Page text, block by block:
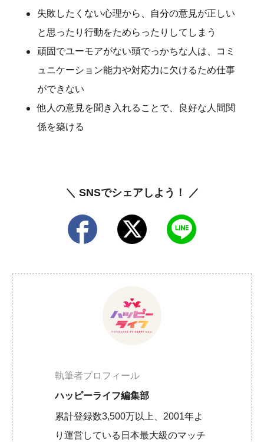
失敗したくない心理から、自分の意見が正しい
と思ったり行動をためらったりしてしまう
頑固でユーモアがない頭でっかちな人は、コミ
ュニケーション能力や対応力に欠けるため仕事
ができない
他人の意見を聞き入れることで、良好な人間関
係を築ける
＼ SNSでシェアしよう！ ／
執筆者プロフィール
ハッピーライフ編集部
累計登録数3,500万以上、2001年よ
り運営している日本最大級のマッチ